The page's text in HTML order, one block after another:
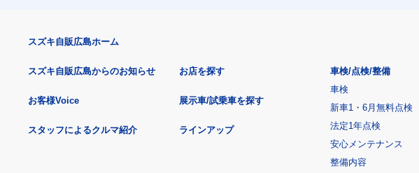
スズキ自販広島ホーム
スズキ自販広島からのお知らせ
お客様Voice
スタッフによるクルマ紹介
お店を探す
展示車/試乗車を探す
ラインアップ
車検/点検/整備
車検
新車1・6月無料点検
法定1年点検
安心メンテナンス
整備内容